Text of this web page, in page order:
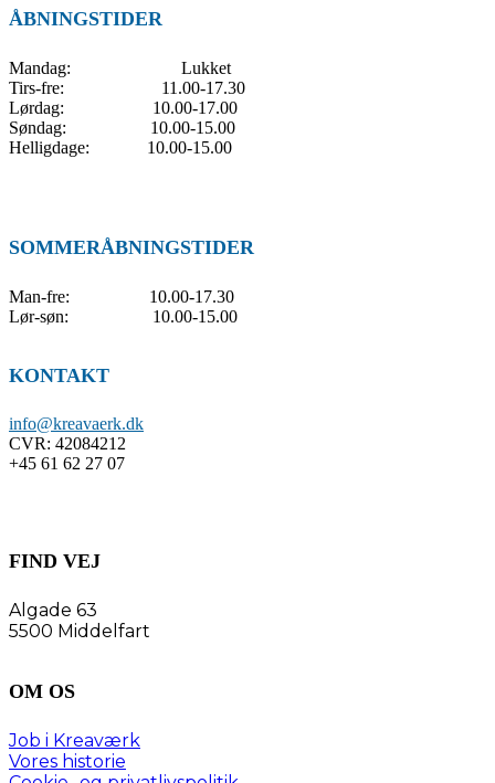
ÅBNINGSTIDER
Mandag: Lukket
Tirs-fre: 11.00-17.30
Lørdag: 10.00-17.00
Søndag: 10.00-15.00
Helligdage: 10.00-15.00
SOMMERÅBNINGSTIDER
Man-fre: 10.00-17.30
Lør-søn: 10.00-15.00
KONTAKT
info@kreavaerk.dk
CVR: 42084212
+45 61 62 27 07
FIND VEJ
Algade 63
5500 Middelfart
OM OS
Job i Kreaværk
Vores historie